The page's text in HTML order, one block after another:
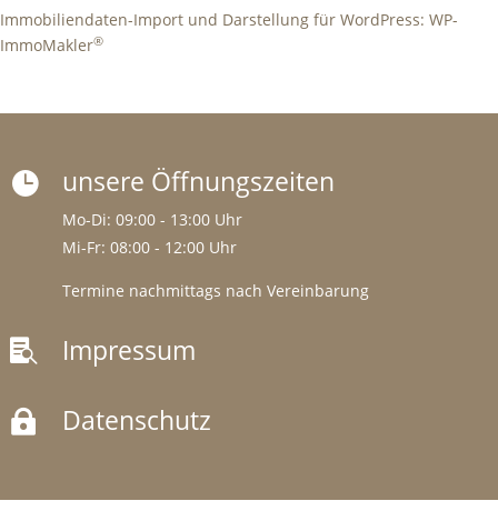
Immobiliendaten-Import und Darstellung für WordPress: WP-
ImmoMakler®
 unsere Öffnungszeiten
Mo-Di: 09:00 - 13:00 Uhr
Mi-Fr: 08:00 - 12:00 Uhr
Termine nachmittags nach Vereinbarung
 Impressum
 Datenschutz